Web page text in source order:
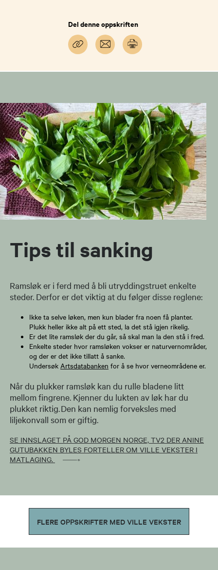
Del denne oppskriften
Tips til sanking
Ramsløk er i ferd med å bli utryddingstruet enkelte
steder. Derfor er det viktig at du følger disse reglene:
Ikke ta selve løken, men kun blader fra noen få planter.
Plukk heller ikke alt på ett sted, la det stå igjen rikelig.
Er det lite ramsløk der du går, så skal man la den stå i fred.
Enkelte steder hvor ramsløken vokser er naturvernområder,
og der er det ikke tillatt å sanke.
Undersøk Artsdatabanken for å se hvor verneområdene er.
Når du plukker ramsløk kan du rulle bladene litt
mellom fingrene. Kjenner du lukten av løk har du
plukket riktig. Den kan nemlig forveksles med
liljekonvall som er giftig.
SE INNSLAGET PÅ GOD MORGEN NORGE, TV2 DER ANINE
GUTUBAKKEN BYLES FORTELLER OM VILLE VEKSTER I
MATLAGING.
FLERE OPPSKRIFTER MED VILLE VEKSTER